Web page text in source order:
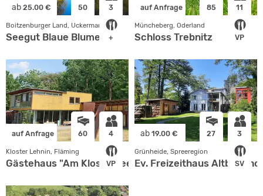
ab 25.00 € 50 3
+
Boitzenburger Land, Uckermark
Seegut Blaue Blume
auf Anfrage 85 11
VP
Müncheberg, Oderland
Schloss Trebnitz
auf Anfrage 60 4
VP
Kloster Lehnin, Fläming
Gästehaus "Am Klostersee" GmbH
ab 19.00 € 27 3
SV
Grünheide, Spreeregion
Ev. Freizeithaus